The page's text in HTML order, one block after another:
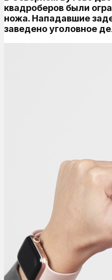
квадроберов были
ножа. Нападавшие
заведено уголовное